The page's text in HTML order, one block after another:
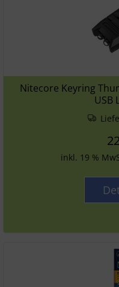
Nitecore Keyring
USB
inkl. 19 %